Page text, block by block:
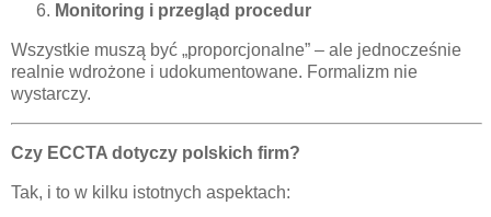
Monitoring i przegląd procedur
Wszystkie muszą być „proporcjonalne” – ale jednocześnie
realnie wdrożone i udokumentowane. Formalizm nie
wystarczy.
Czy ECCTA dotyczy polskich firm?
Tak, i to w kilku istotnych aspektach: